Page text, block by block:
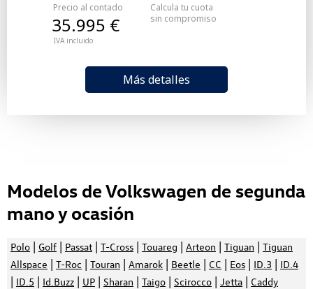
Precio al contado
IVA incluido
35.995 €
Más detalles
Calcula tu cuota
sin compromiso
Modelos de Volkswagen de segunda
mano y ocasión
Polo | Golf | Passat | T-Cross | Touareg | Arteon | Tiguan | Tiguan
Allspace | T-Roc | Touran | Amarok | Beetle | CC | Eos | ID.3 | ID.4
| ID.5 | Id.Buzz | UP | Sharan | Taigo | Scirocco | Jetta | Caddy